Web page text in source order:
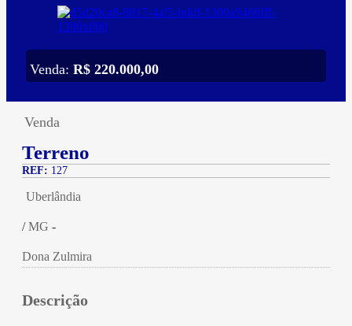
Venda: R$ 220.000,00
Venda
Terreno
REF: 127
Uberlândia
/MG -
Dona Zulmira
Descrição